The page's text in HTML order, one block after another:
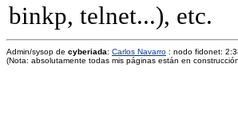
binkp, telnet...), etc.
Admin/sysop de cyberiada: Carlos Navarro : nodo fidonet:
(Nota: absolutamente todas mis páginas están en